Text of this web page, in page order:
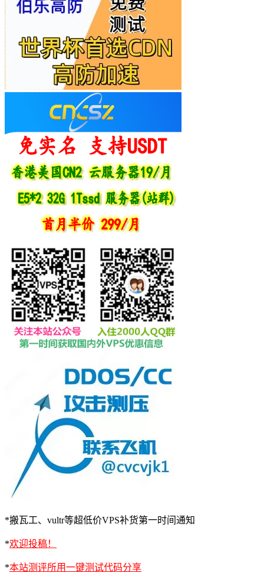
*搬瓦工、vultr等超低价VPS补货第一时间通知
*欢迎投稿！
*本站测评所用一键测试代码分享